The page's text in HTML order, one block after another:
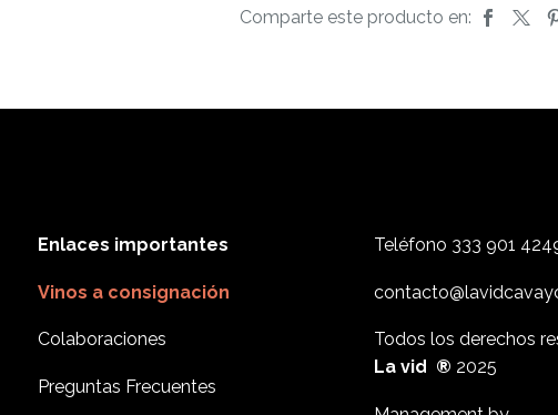
OLIVA
Comparte este producto en:
Enlaces importantes
Vinos a consignación
Colaboraciones
Preguntas Frecuentes
Teléfono 333 901
Todos los derechos
La vid ® 2025